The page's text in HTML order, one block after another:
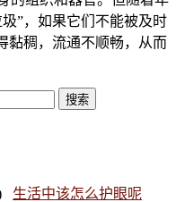
”，如果它们不能被及时
黏稠，流通不顺畅，从而
搜索
生活中该怎么护眼呢